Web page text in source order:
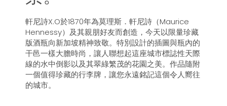
軒尼詩X.O於1870年為莫理斯．軒尼詩（Maurice
Hennessy）及其親朋好友而創造，今天以限量珍藏
版酒瓶向新加坡精神致敬。特別設計的插圖與瓶內的
干邑一樣大膽時尚，讓人聯想起這座城市標誌性天際
線的水中倒影以及其翠綠繁茂的花園之美。作品隨附
一個值得珍藏的行李牌，讓您永遠銘記這個令人嚮往
的城市。